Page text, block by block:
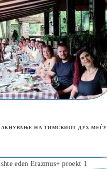
НА ТИМСКИОТ ДУХ МЕЃУ